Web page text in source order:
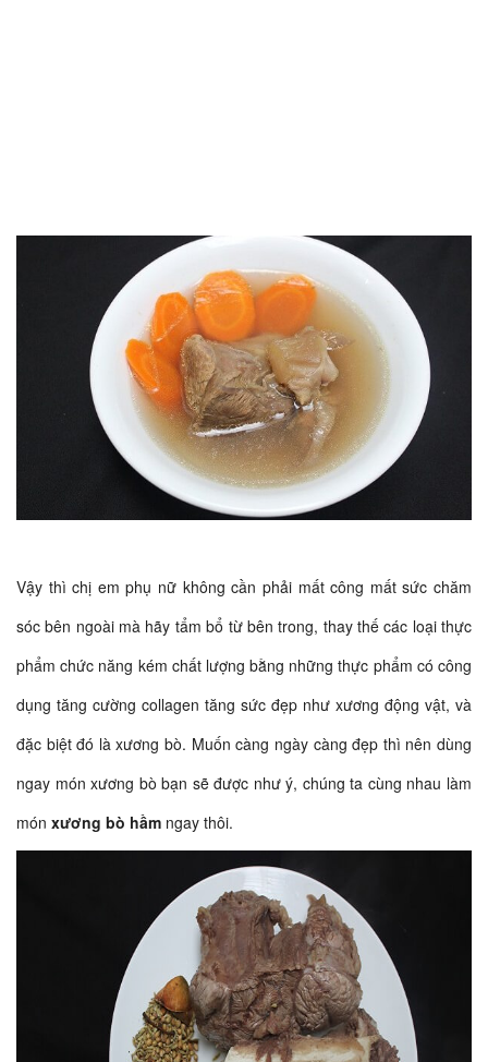
Vậy thì chị em phụ nữ không cần phải mất công mất sức chăm
sóc bên ngoài mà hãy tẩm bổ từ bên trong, thay thế các loại thực
phẩm chức năng kém chất lượng bằng những thực phẩm có công
dụng tăng cường collagen tăng sức đẹp như xương động vật, và
đặc biệt đó là xương bò. Muốn càng ngày càng đẹp thì nên dùng
ngay món xương bò bạn sẽ được như ý, chúng ta cùng nhau làm
món xương bò hầm ngay thôi.